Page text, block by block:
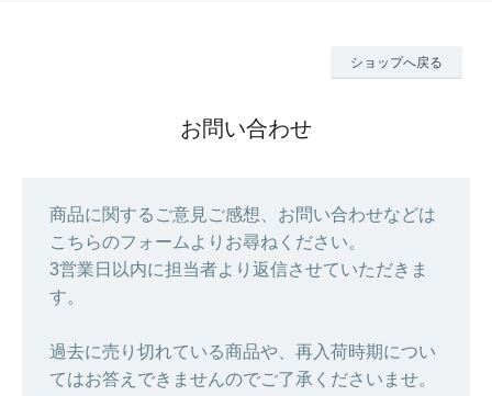
ショップへ戻る
お問い合わせ
商品に関するご意見ご感想、お問い合わせなどは
こちらのフォームよりお尋ねください。
3営業日以内に担当者より返信させていただきま
す。
過去に売り切れている商品や、再入荷時期につい
てはお答えできませんのでご了承くださいませ。